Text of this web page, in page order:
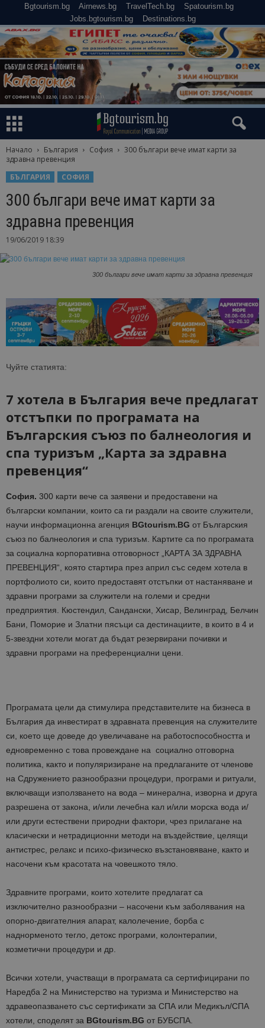
Bgtourism.bg Airnews.bg TravelTech.bg
Spatourism.bg
Jobs.bgtourism.bg
Destinations.bg
Начало България София
300 българи вече имат карти за
здравна превенция
БЪЛГАРИЯ
СОФИЯ
300 българи вече имат карти за
здравна превенция
19/06/2019 18:39
300 българи вече имат карти за здравна превенция
Чуйте статията:
7 хотела в България вече предлагат
отстъпки по програмата на
Българския съюз по балнеология и
спа туризъм „Карта за здравна
превенция“
София. 300 карти вече са заявени и предоставени на
български компании, които са ги раздали на своите служители,
научи информационна агенция BGtourism.BG от Българския
съюз по балнеология и спа туризъм. Картите са по програмата
за социална корпоративна отговорност „КАРТА ЗА ЗДРАВНА
ПРЕВЕНЦИЯ“, която стартира през април със седем хотела в
портфолиото си, които предоставят отстъпки от настаняване и
здравни програми за служители на големи и средни
предприятия. Кюстендил, Сандански, Хисар, Велинград, Белчин
Бани, Поморие и Златни пясъци са дестинациите, в които в 4 и
5-звездни хотели могат да бъдат резервирани почивки и
здравни програми на преференциални цени.
Програмата цели да стимулира представителите на бизнеса в
България да инвестират в здравната превенция на служителите
си, което ще доведе до увеличаване на работоспособността и
едновременно с това провеждане на социално отговорна
политика, както и популяризиране на предлаганите от членове
на Сдружението разнообразни процедури, програми и ритуали,
включващи използването на вода – минерална, изворна и друга
разрешена от закона, и/или лечебна кал и/или морска вода и/
или други естествени природни фактори, чрез прилагане на
класически и нетрадиционни методи на въздействие, целящи
антистрес, релакс и психо-физическо възстановяване, както и
насочени към красотата на човешкото тяло.
Здравните програми, които хотелите предлагат са
изключително разнообразни – насочени към заболявания на
опорно-двигателния апарат, калолечение, борба с
наднорменото тегло, детокс програми, колонтерапии,
козметични процедури и др.
Всички хотели, участващи в програмата са сертифицирани по
Наредба 2 на Министерство на туризма и Министерство на
здравеопазването със сертификати за СПА или Медикъл/СПА
хотели, споделят за BGtourism.BG от БУБСПА.